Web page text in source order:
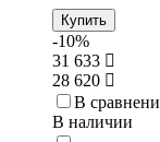
Купить
-10%
31 633
28 620
В
В наличии